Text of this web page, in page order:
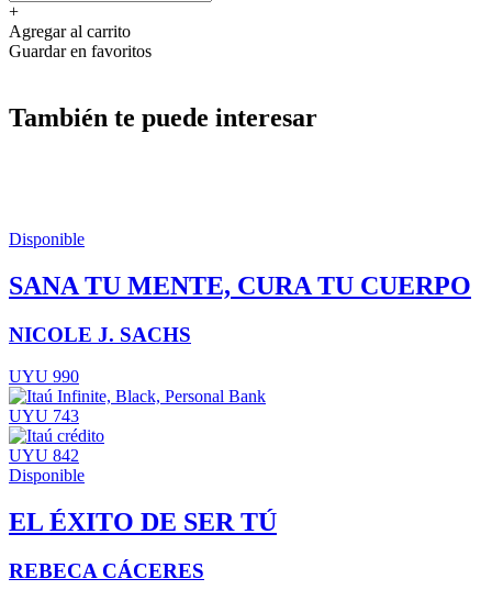
+
Agregar al carrito
Guardar en favoritos
También te puede interesar
Disponible
SANA TU MENTE, CURA TU CUERPO
NICOLE J. SACHS
UYU 990
UYU 743
UYU 842
Disponible
EL ÉXITO DE SER TÚ
REBECA CÁCERES